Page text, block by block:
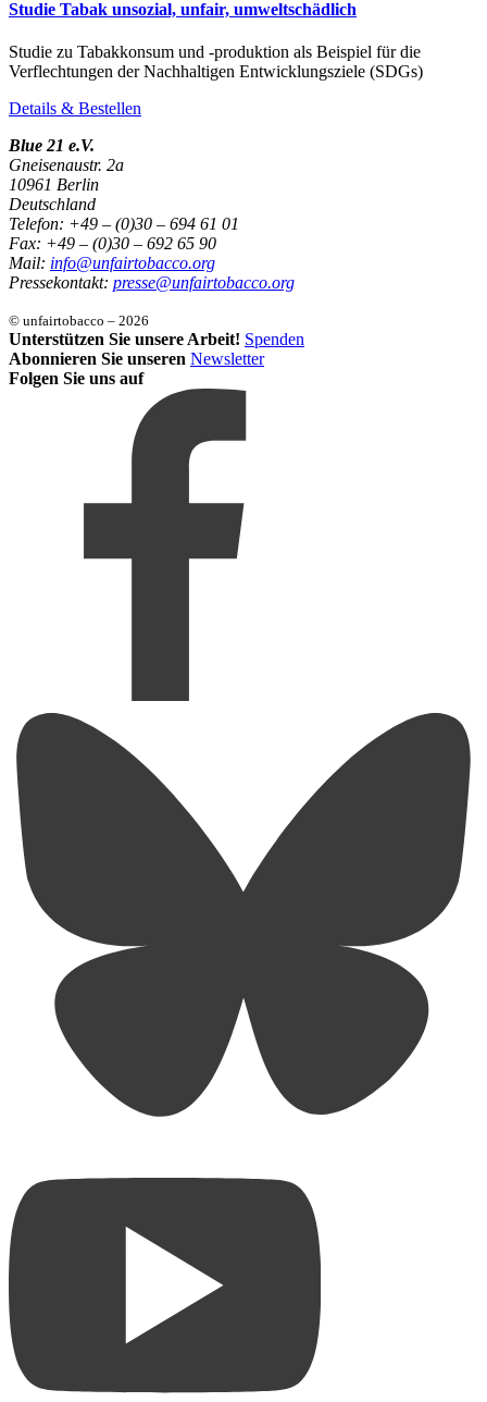
Studie Tabak unsozial, unfair, umweltschädlich
Studie zu Tabakkonsum und -produktion als Beispiel für die
Verflechtungen der Nachhaltigen Entwicklungsziele (SDGs)
Details & Bestellen
Blue 21 e.V.
Gneisenaustr. 2a
10961 Berlin
Deutschland
Telefon: +49 – (0)30 – 694 61 01
Fax: +49 – (0)30 – 692 65 90
Mail: info@unfairtobacco.org
Pressekontakt: presse@unfairtobacco.org
© unfairtobacco – 2026
Unterstützen Sie unsere Arbeit! Spenden
Abonnieren Sie unseren Newsletter
Folgen Sie uns auf